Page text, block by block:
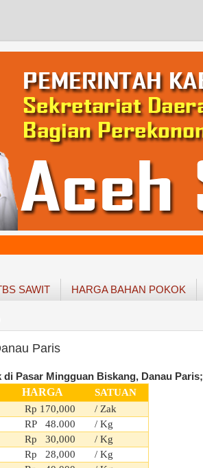
SAWIT HARGA BAHAN POKOK
Paris
di Pasar Mingguan Biskang, Danau Paris;
HARGA
SATUAN
Rp 170,000
/ Zak
RP 48.000
/ Kg
Rp 30,000
/ Kg
Rp 28,000
/ Kg